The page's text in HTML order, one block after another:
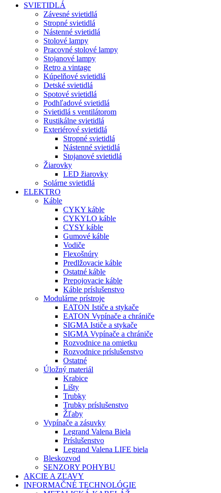
SVIETIDLÁ
Závesné svietidlá
Stropné svietidlá
Nástenné svietidlá
Stolové lampy
Pracovné stolové lampy
Stojanové lampy
Retro a vintage
Kúpelňové svietidlá
Detské svietidlá
Spotové svietidlá
Podhľadové svietidlá
Svietidlá s ventilátorom
Rustikálne svietidlá
Exteriérové svietidlá
Stropné svietidlá
Nástenné svietidlá
Stojanové svietidlá
Žiarovky
LED žiarovky
Solárne svietidlá
ELEKTRO
Káble
CYKY káble
CYKYLO káble
CYSY káble
Gumové káble
Vodiče
Flexošnúry
Predlžovacie káble
Ostatné káble
Prepojovacie káble
Káble príslušenstvo
Modulárne prístroje
EATON Ističe a stykače
EATON Vypínače a chrániče
SIGMA Ističe a stykače
SIGMA Vypínače a chrániče
Rozvodnice na omietku
Rozvodnice príslušenstvo
Ostatné
Úložný materiál
Krabice
Lišty
Trubky
Trubky príslušenstvo
Žľaby
Vypínače a zásuvky
Legrand Valena Biela
Príslušenstvo
Legrand Valena LIFE biela
Bleskozvod
SENZORY POHYBU
AKCIE A ZĽAVY
INFORMAČNÉ TECHNOLÓGIE